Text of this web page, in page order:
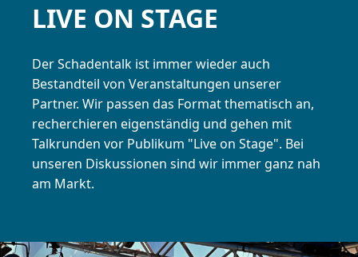
LIVE ON STAGE
Der Schadentalk ist immer wieder auch
Bestandteil von Veranstaltungen unserer
Partner. Wir passen das Format thematisch an,
recherchieren eigenständig und gehen mit
Talkrunden vor Publikum "Live on Stage". Bei
unseren Diskussionen sind wir immer ganz nah
am Markt.